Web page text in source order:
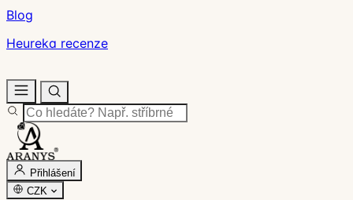
Blog
Heureka recenze
Přihlášení
CZK